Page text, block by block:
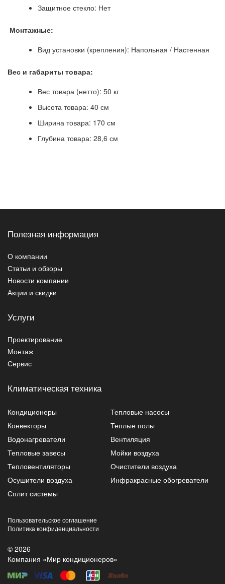
Защитное стекло: Нет
Монтажные:
Вид установки (крепления): Напольная / Настенная
Вес и габариты товара:
Вес товара (нетто): 50 кг
Высота товара: 40 см
Ширина товара: 170 см
Глубина товара: 28,6 см
Полезная информация
О компании
Статьи и обзоры
Новости компании
Акции и скидки
Услуги
Проектирование
Монтаж
Сервис
Климатическая техника
Кондиционеры
Тепловые насосы
Конвекторы
Теплые полы
Водонагреватели
Вентиляция
Тепловые завесы
Мойки воздуха
Тепловентиляторы
Очистители воздуха
Осушители воздуха
Инфракрасные обогреватели
Сплит системы
Пользовательское соглашение
Политика конфиденциальности
© 2026
Компания «Мир кондиционеров»